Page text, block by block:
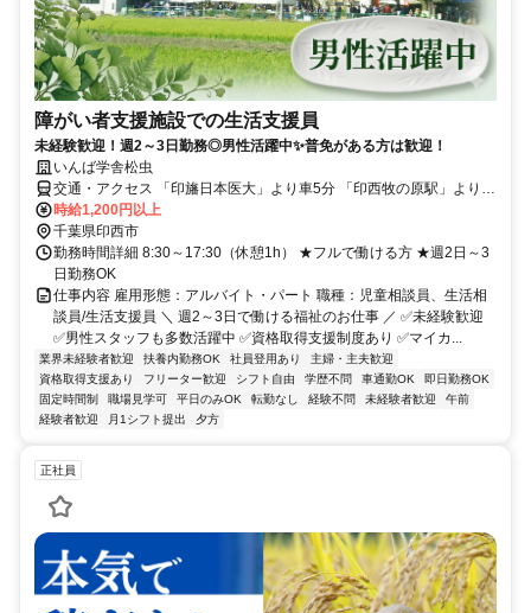
障がい者支援施設での生活支援員
未経験歓迎！週2～3日勤務◎男性活躍中✨普免がある方は歓迎！
いんば学舎松虫
交通・アクセス 「印旛日本医大」より車5分 「印西牧の原駅」より車
12分／マイカー通勤ＯＫ
時給1,200円以上
千葉県印西市
勤務時間詳細 8:30～17:30（休憩1h） ★フルで働ける方 ★週2日～3
日勤務OK
仕事内容 雇用形態：アルバイト・パート 職種：児童相談員、生活相
談員/生活支援員 ＼ 週2～3日で働ける福祉のお仕事 ／ ✅未経験歓迎
✅男性スタッフも多数活躍中 ✅資格取得支援制度あり ✅マイカ...
業界未経験者歓迎 扶養内勤務OK 社員登用あり
主婦・主夫歓迎
資格取得支援あり
フリーター歓迎 シフト自由 学歴不問 車通勤OK
即日勤務OK
固定時間制
職場見学可 平日のみOK 転勤なし 経験不問 未経験者歓迎
午前
経験者歓迎
月1シフト提出 夕方
正社員